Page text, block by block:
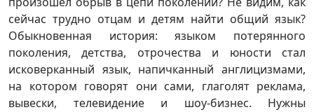
сейчас трудно отцам и детям найти общий язык?
Обыкновенная история: языком потерянного
поколения, детства, отрочества и юности стал
исковерканный язык, напичканный англицизмами,
на котором говорят они сами, глаголят реклама,
вывески, телевидение и шоу-бизнес. Нужны